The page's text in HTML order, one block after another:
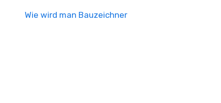
Wie wird man Bauzeichner